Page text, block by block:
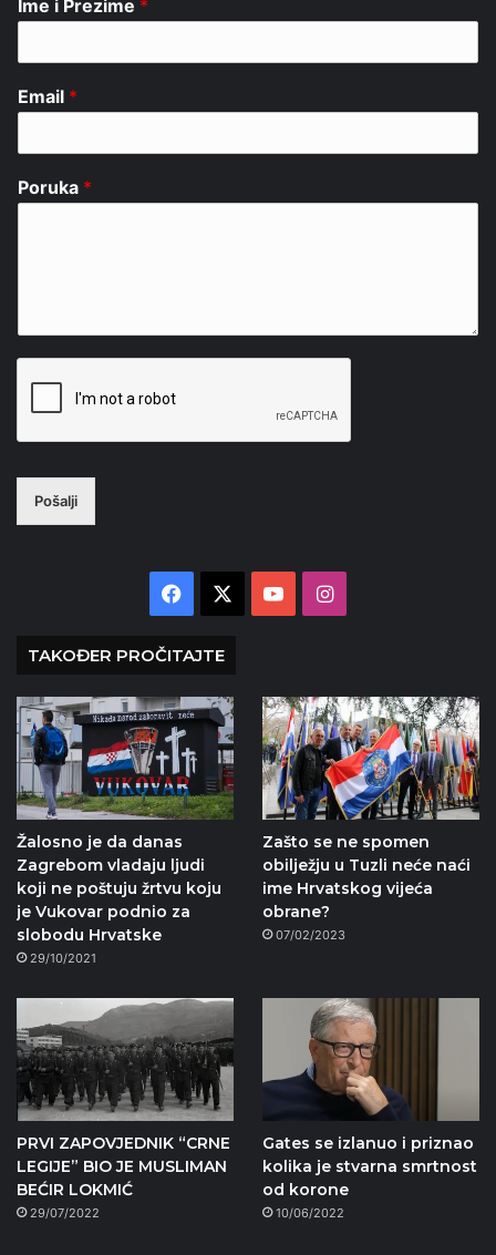
Ime i Prezime *
Email *
Poruka *
Pošalji
Facebook YouTubeInstagram
TAKOĐER PROČITAJTE
Žalosno je da danas
Zagrebom vladaju ljudi
koji ne poštuju žrtvu koju
je Vukovar podnio za
slobodu Hrvatske
29/10/2021
Zašto se ne spomen
obilježju u Tuzli neće naći
ime Hrvatskog vijeća
obrane?
07/02/2023
PRVI ZAPOVJEDNIK “CRNE
LEGIJE” BIO JE MUSLIMAN
BEĆIR LOKMIĆ
29/07/2022
Gates se izlanuo i priznao
kolika je stvarna smrtnost
od korone
10/06/2022